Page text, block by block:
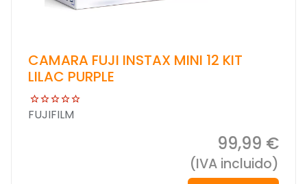
CAMARA FUJI INSTAX MINI 12 KIT
LILAC PURPLE
FUJIFILM
99,99 €
(IVA incluido)